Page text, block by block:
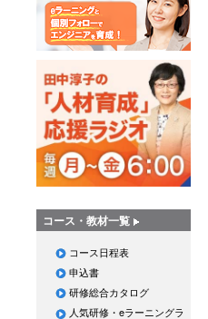
コース・教材一覧
コース日程表
申込書
研修総合カタログ
人気研修・eラーニングラ